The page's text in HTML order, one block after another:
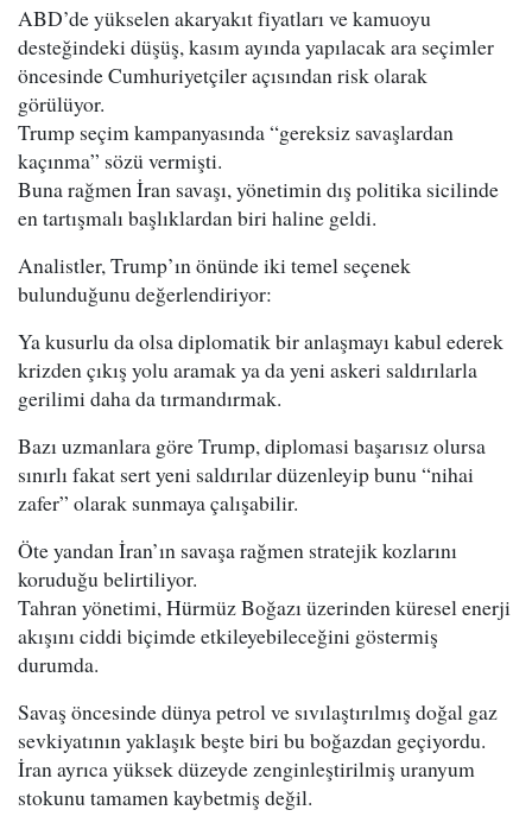
ABD’de yükselen akaryakıt fiyatları ve kamuoyu
desteğindeki düşüş, kasım ayında yapılacak ara seçimler
öncesinde Cumhuriyetçiler açısından risk olarak
görülüyor.
Trump seçim kampanyasında “gereksiz savaşlardan
kaçınma” sözü vermişti.
Buna rağmen İran savaşı, yönetimin dış politika sicilinde
en tartışmalı başlıklardan biri haline geldi.
Analistler, Trump’ın önünde iki temel seçenek
bulunduğunu değerlendiriyor:
Ya kusurlu da olsa diplomatik bir anlaşmayı kabul ederek
krizden çıkış yolu aramak ya da yeni askeri saldırılarla
gerilimi daha da tırmandırmak.
Bazı uzmanlara göre Trump, diplomasi başarısız olursa
sınırlı fakat sert yeni saldırılar düzenleyip bunu “nihai
zafer” olarak sunmaya çalışabilir.
Öte yandan İran’ın savaşa rağmen stratejik kozlarını
koruduğu belirtiliyor.
Tahran yönetimi, Hürmüz Boğazı üzerinden küresel enerji
akışını ciddi biçimde etkileyebileceğini göstermiş
durumda.
Savaş öncesinde dünya petrol ve sıvılaştırılmış doğal gaz
sevkiyatının yaklaşık beşte biri bu boğazdan geçiyordu.
İran ayrıca yüksek düzeyde zenginleştirilmiş uranyum
stokunu tamamen kaybetmiş değil.